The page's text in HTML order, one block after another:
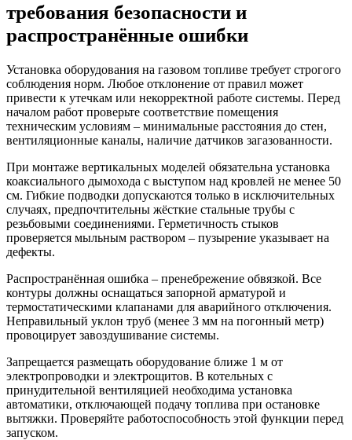
требования безопасности и
распространённые ошибки
Установка оборудования на газовом топливе требует строгого
соблюдения норм. Любое отклонение от правил может
привести к утечкам или некорректной работе системы. Перед
началом работ проверьте соответствие помещения
техническим условиям – минимальные расстояния до стен,
вентиляционные каналы, наличие датчиков загазованности.
При монтаже вертикальных моделей обязательна установка
коаксиального дымохода с выступом над кровлей не менее 50
см. Гибкие подводки допускаются только в исключительных
случаях, предпочтительны жёсткие стальные трубы с
резьбовыми соединениями. Герметичность стыков
проверяется мыльным раствором – пузырение указывает на
дефекты.
Распространённая ошибка – пренебрежение обвязкой. Все
контуры должны оснащаться запорной арматурой и
термостатическими клапанами для аварийного отключения.
Неправильный уклон труб (менее 3 мм на погонный метр)
провоцирует завоздушивание системы.
Запрещается размещать оборудование ближе 1 м от
электропроводки и электрощитов. В котельных с
принудительной вентиляцией необходима установка
автоматики, отключающей подачу топлива при остановке
вытяжки. Проверяйте работоспособность этой функции перед
запуском.